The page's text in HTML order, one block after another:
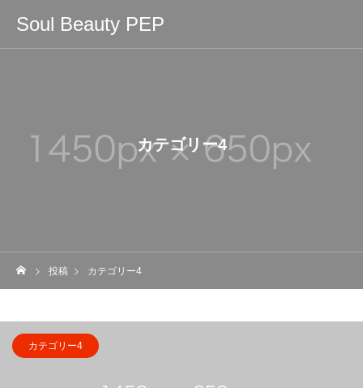
Soul Beauty PEP
カテゴリー4
投稿 カテゴリー4
カテゴリー4